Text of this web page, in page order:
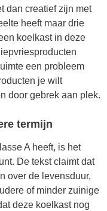
dan creatief zijn met
heeft maar drie
koelkast in deze
een probleem
je wilt
door gebrek aan plek.
termijn
A heeft, is het
De tekst claimt dat
over de levensduur,
of minder zuinige
deze koelkast nog